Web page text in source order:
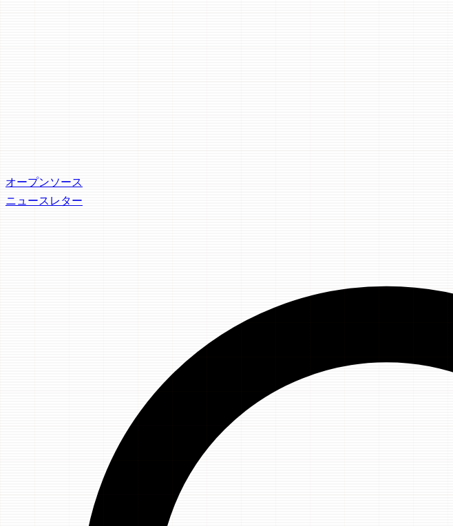
オープンソース
ニュースレター